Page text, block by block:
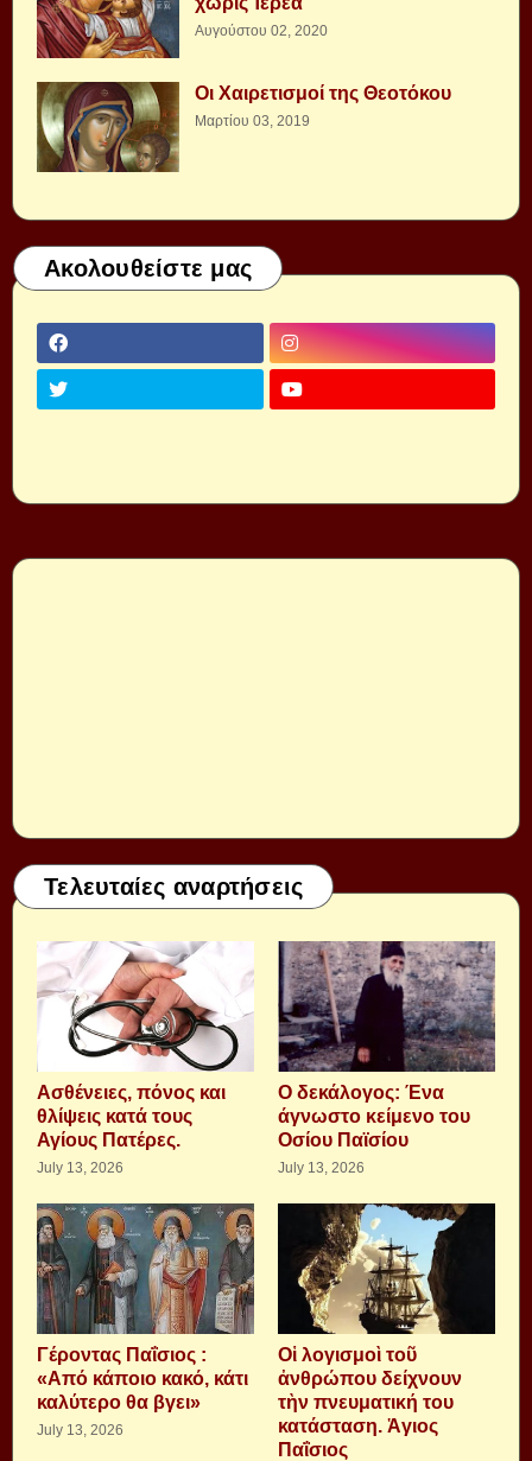
Αυγούστου 02, 2020
Οι Χαιρετισμοί της Θεοτόκου
Μαρτίου 03, 2019
Ακολουθείστε μας
Τελευταίες αναρτήσεις
Aσθένειες, πόνος και
θλίψεις κατά τους
Αγίους Πατέρες.
July 13, 2026
Ο δεκάλογος: Ένα
άγνωστο κείμενο του
Οσίου Παϊσίου
July 13, 2026
Γέροντας Παΐσιος :
«Από κάποιο κακό, κάτι
καλύτερο θα βγει»
July 13, 2026
Οἱ λογισμοὶ τοῦ
ἀνθρώπου δείχνουν
τὴν πνευματική του
κατάσταση. Ἁγιος
Παΐσιος